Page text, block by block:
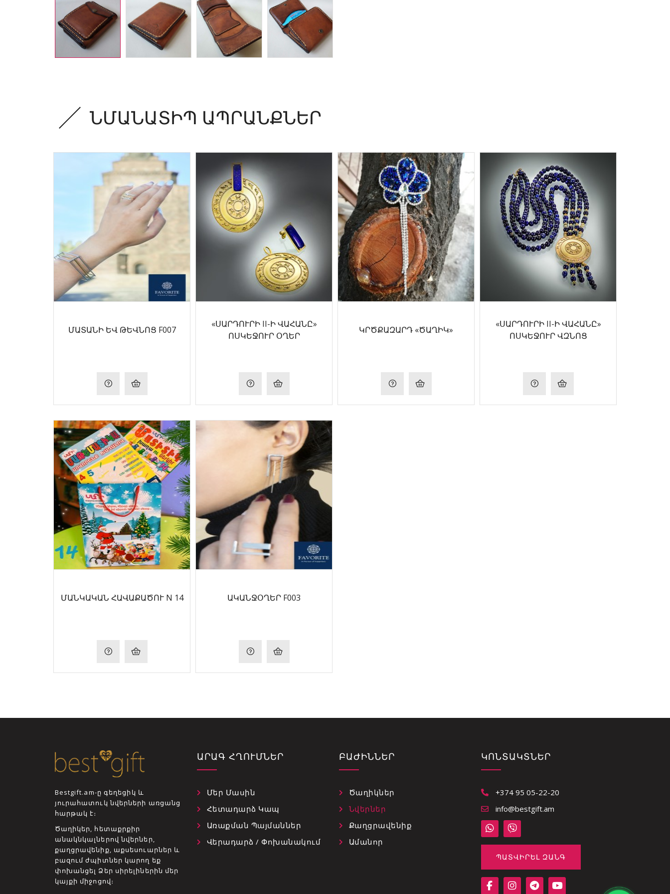
ՆՄԱՆԱՏԻՊ ԱՊՐԱՆՔՆԵՐ
ՄԱՏԱՆԻ ԵՎ ԹԵՎՆՈՑ F007
«ՍԱՐԴՈՒՐԻ II-Ի ՎԱՀԱՆԸ»
ՈՍԿԵՋՈՒՐ ՕՂԵՐ
ԿՐԾՔԱԶԱՐԴ «ԾԱՂԻԿ»
«ՍԱՐԴՈՒՐԻ II-Ի ՎԱՀԱՆԸ»
ՈՍԿԵՋՈՒՐ ՎԶՆՈՑ
ՄԱՆԿԱԿԱՆ ՀԱՎԱՔԱԾՈՒ N 14 ԱԿԱՆՋՕՂԵՐ F003
Bestgift.am-ը գեղեցիկ և
յուրահատուկ նվերների առցանց
հարթակ է։
Ծաղիկեր, հետաքրքիր
անակնկալներով նվերներ,
քաղցրավենիք, աքսեսուարներ և
բազում ժպիտներ կարող եք
փոխանցել Ձեր սիրելիներին մեր
կայքի միջոցով։
ԱՐԱԳ ՀՂՈՒՄՆԵՐ
Մեր Մասին
Հետադարձ Կապ
Առաքման Պայմաններ
Վերադարձ / Փոխանակում
ԲԱԺԻՆՆԵՐ
Ծաղիկներ
Նվերներ
Քաղցրավենիք
Ամանոր
ԿՈՆՏԱԿՏՆԵՐ
+374 95 05-22-20
info@bestgift.am
ՊԱՏՎԻՐԵԼ ԶԱՆԳ